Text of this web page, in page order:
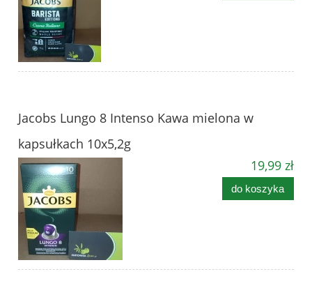
Jacobs Lungo 8 Intenso Kawa mielona w
kapsułkach 10x5,2g
19,99 zł
do koszyka